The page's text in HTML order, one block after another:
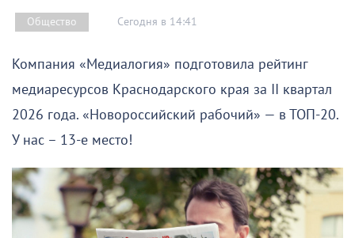
Общество Сегодня в 14:41
Компания «Медиалогия» подготовила рейтинг
медиаресурсов Краснодарского края за II квартал
2026 года. «Новороссийский рабочий» — в ТОП-20.
У нас – 13-е место!